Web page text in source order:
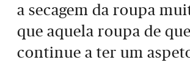
a secagem da roupa
que aquela roupa de
continue a ter um